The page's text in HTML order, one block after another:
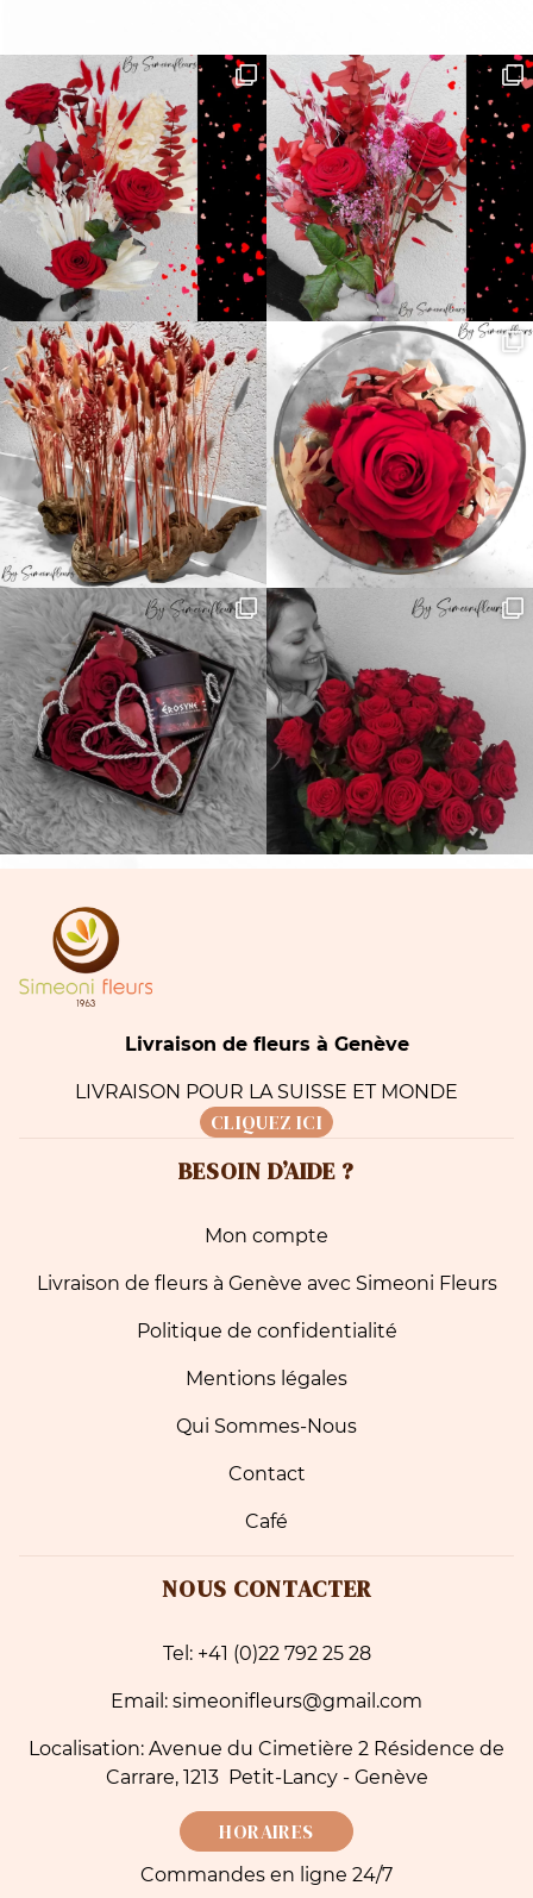
Livraison de fleurs à Genève
LIVRAISON POUR LA SUISSE ET MONDE
CLIQUEZ ICI
BESOIN D’AIDE ?
Mon compte
Livraison de fleurs à Genève avec Simeoni Fleurs
Politique de confidentialité
Mentions légales
Qui Sommes-Nous
Contact
Café
NOUS CONTACTER
Tel: +41 (0)22 792 25 28
Email: simeonifleurs@gmail.com
Localisation: Avenue du Cimetière 2 Résidence de
Carrare, 1213 Petit-Lancy - Genève
HORAIRES
Commandes en ligne 24/7